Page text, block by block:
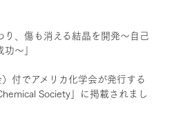
り、傷も消える結晶を開発～自己
～」
付でアメリカ化学会が発行する
Society」に掲載されまし